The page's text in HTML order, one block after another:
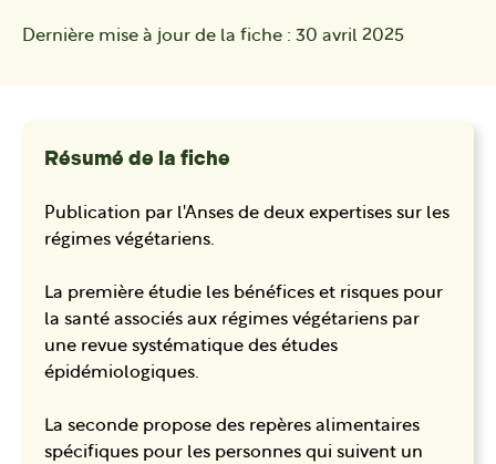
Dernière mise à jour de la fiche : 30 avril 2025
Résumé de la fiche
Publication par l'Anses de deux expertises sur les
régimes végétariens.
La première étudie les bénéfices et risques pour
la santé associés aux régimes végétariens par
une revue systématique des études
épidémiologiques.
La seconde propose des repères alimentaires
spécifiques pour les personnes qui suivent un